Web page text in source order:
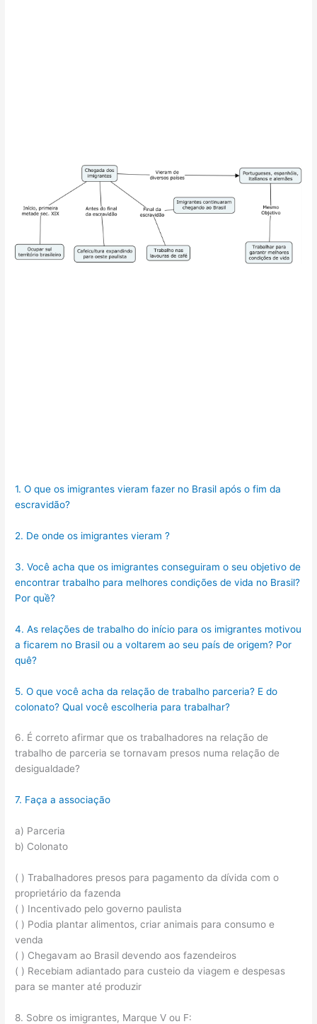
1. O que os imigrantes vieram fazer no Brasil após o fim da
escravidão?
2. De onde os imigrantes vieram ?
3. Você acha que os imigrantes conseguiram o seu objetivo de
encontrar trabalho para melhores condições de vida no Brasil?
Por quề?
4. As relações de trabalho do início para os imigrantes motivou
a ficarem no Brasil ou a voltarem ao seu país de origem? Por
quê?
5. O que você acha da relação de trabalho parceria? E do
colonato? Qual você escolheria para trabalhar?
6. É correto afirmar que os trabalhadores na relação de
trabalho de parceria se tornavam presos numa relação de
desigualdade?
7. Faça a associação
a) Parceria
b) Colonato
( ) Trabalhadores presos para pagamento da dívida com o
proprietário da fazenda
( ) Incentivado pelo governo paulista
( ) Podia plantar alimentos, criar animais para consumo e
venda
( ) Chegavam ao Brasil devendo aos fazendeiros
( ) Recebiam adiantado para custeio da viagem e despesas
para se manter até produzir
8. Sobre os imigrantes, Marque V ou F: